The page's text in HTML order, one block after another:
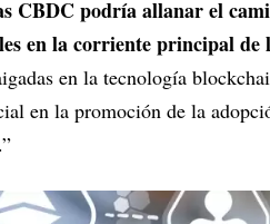
CBDC podría allanar el
en la corriente principal de
en la tecnología
en la promoción de la